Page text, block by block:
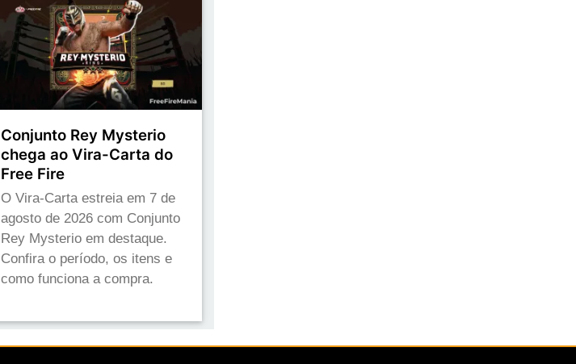
Conjunto Rey Mysterio
chega ao Vira-Carta do
Free Fire
O Vira-Carta estreia em 7 de
agosto de 2026 com Conjunto
Rey Mysterio em destaque.
Confira o período, os itens e
como funciona a compra.